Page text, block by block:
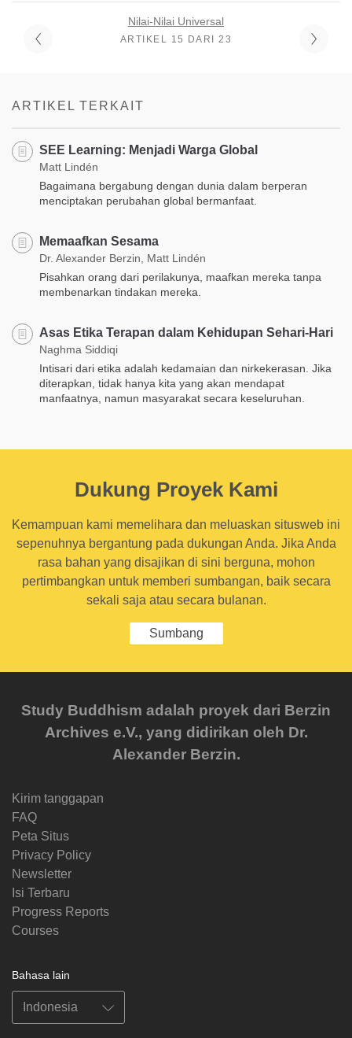
Nilai-Nilai Universal
ARTIKEL 15 DARI 23
ARTIKEL TERKAIT
SEE Learning: Menjadi Warga Global
Matt Lindén
Bagaimana bergabung dengan dunia dalam berperan
menciptakan perubahan global bermanfaat.
Memaafkan Sesama
Dr. Alexander Berzin, Matt Lindén
Pisahkan orang dari perilakunya, maafkan mereka tanpa
membenarkan tindakan mereka.
Asas Etika Terapan dalam Kehidupan Sehari-Hari
Naghma Siddiqi
Intisari dari etika adalah kedamaian dan nirkekerasan. Jika
diterapkan, tidak hanya kita yang akan mendapat
manfaatnya, namun masyarakat secara keseluruhan.
Dukung Proyek Kami
Kemampuan kami memelihara dan meluaskan situsweb ini
sepenuhnya bergantung pada dukungan Anda. Jika Anda
rasa bahan yang disajikan di sini berguna, mohon
pertimbangkan untuk memberi sumbangan, baik secara
sekali saja atau secara bulanan.
Sumbang
Study Buddhism adalah proyek dari Berzin
Archives e.V., yang didirikan oleh Dr.
Alexander Berzin.
Kirim tanggapan
FAQ
Peta Situs
Privacy Policy
Newsletter
Isi Terbaru
Progress Reports
Courses
Bahasa lain